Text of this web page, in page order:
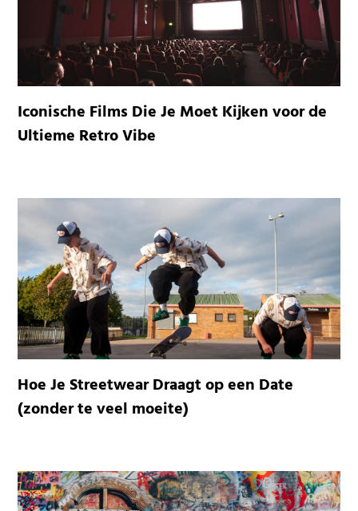
Iconische Films Die Je Moet Kijken voor de
Ultieme Retro Vibe
Hoe Je Streetwear Draagt op een Date
(zonder te veel moeite)